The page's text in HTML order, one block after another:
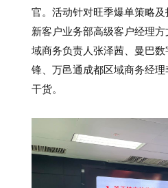
官。活动针对旺季爆单策略
新客户业务部高级客户经理
域商务负责人张泽茜、曼巴
锋、万邑通成都区域商务经
干货。